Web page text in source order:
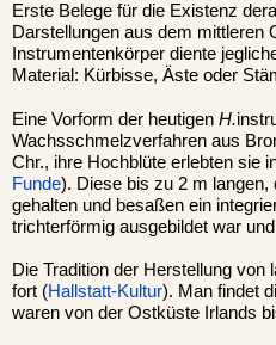
Erste Belege für die Existenz
Darstellungen aus dem mittleren
Instrumentenkörper diente
Material: Kürbisse, Äste oder
Eine Vorform der heutigen H.
Wachsschmelzverfahren aus
Chr., ihre Hochblüte erlebten sie
Funde). Diese bis zu 2 m
gehalten und besaßen ein
trichterförmig ausgebildet war
Die Tradition der Herstellung von
fort (Hallstatt-Kultur). Man findet
waren von der Ostküste Irlands